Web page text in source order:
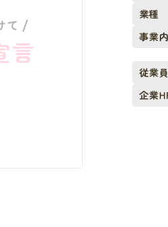
業種
事業
従業
企業